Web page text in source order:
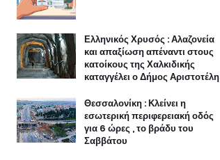
Ελληνικός Χρυσός : Αλαζονεία
και απαξίωση απέναντι στους
κατοίκους της Χαλκιδικής
καταγγέλει ο Δήμος Αριστοτέλη
Θεσσαλονίκη : Κλείνει η
εσωτερική περιφερειακή οδός
για 6 ώρες , το βράδυ του
Σαββάτου